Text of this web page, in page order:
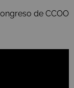
de CCOO